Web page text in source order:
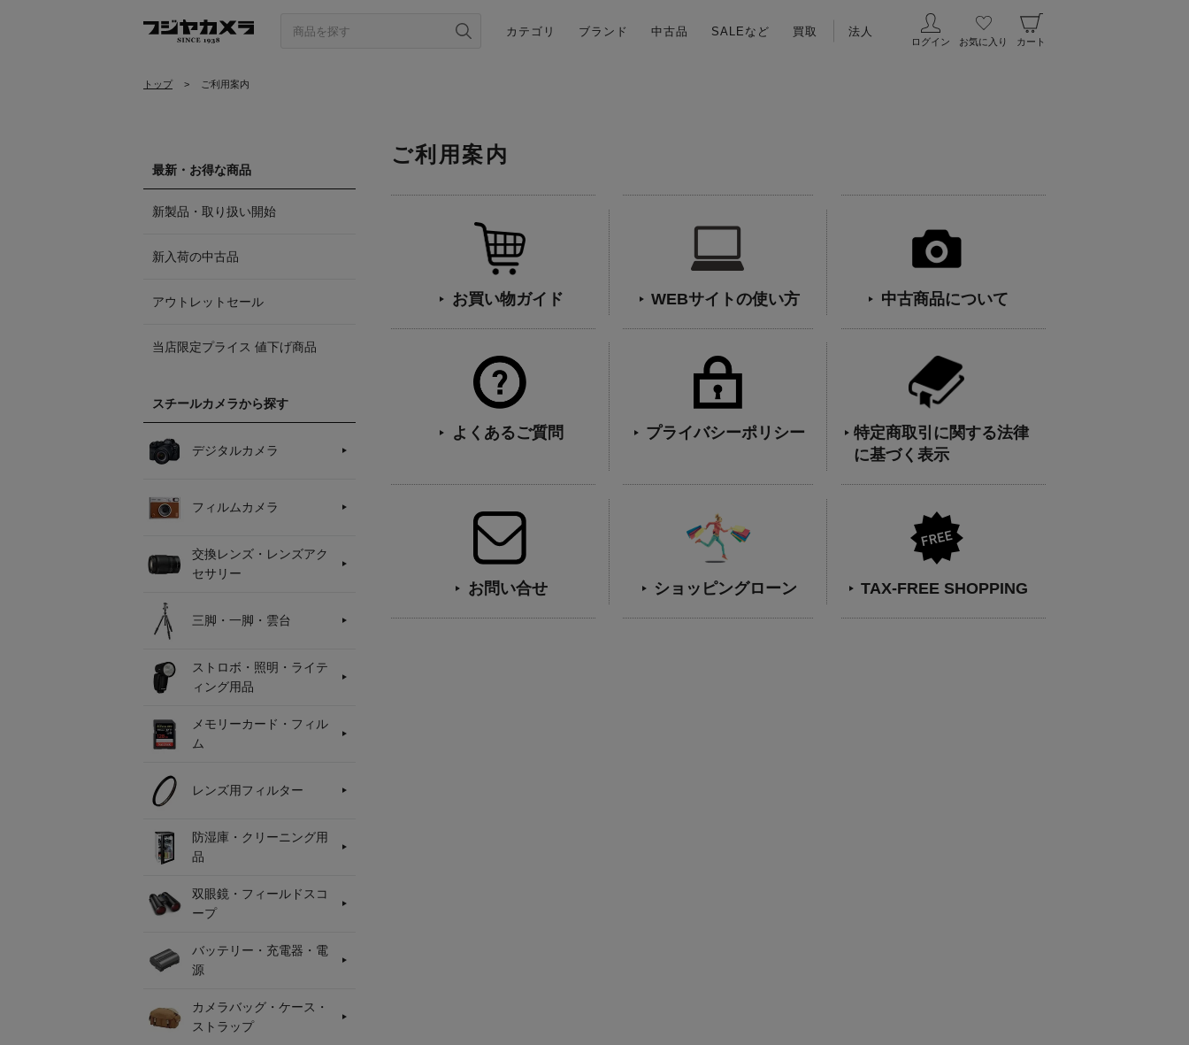
カテゴリ ブランド 中古品 SALEなど 買取 法人
ログイン お気に入り カート
トップ > ご利用案内
最新・お得な商品
新製品・取り扱い開始
新入荷の中古品
アウトレットセール
当店限定プライス 値下げ商品
スチールカメラから探す
デジタルカメラ
フィルムカメラ
交換レンズ・レンズアク
セサリー
三脚・一脚・雲台
ストロボ・照明・ライテ
ィング用品
メモリーカード・フィル
ム
レンズ用フィルター
防湿庫・クリーニング用
品
双眼鏡・フィールドスコ
ープ
バッテリー・充電器・電
源
カメラバッグ・ケース・
ストラップ
ご利用案内
お買い物ガイド WEBサイトの使い方 中古商品について
よくあるご質問 プライバシーポリシー
特定商取引に関する法律
に基づく表示
お問い合せ ショッピングローン TAX-FREE SHOPPING